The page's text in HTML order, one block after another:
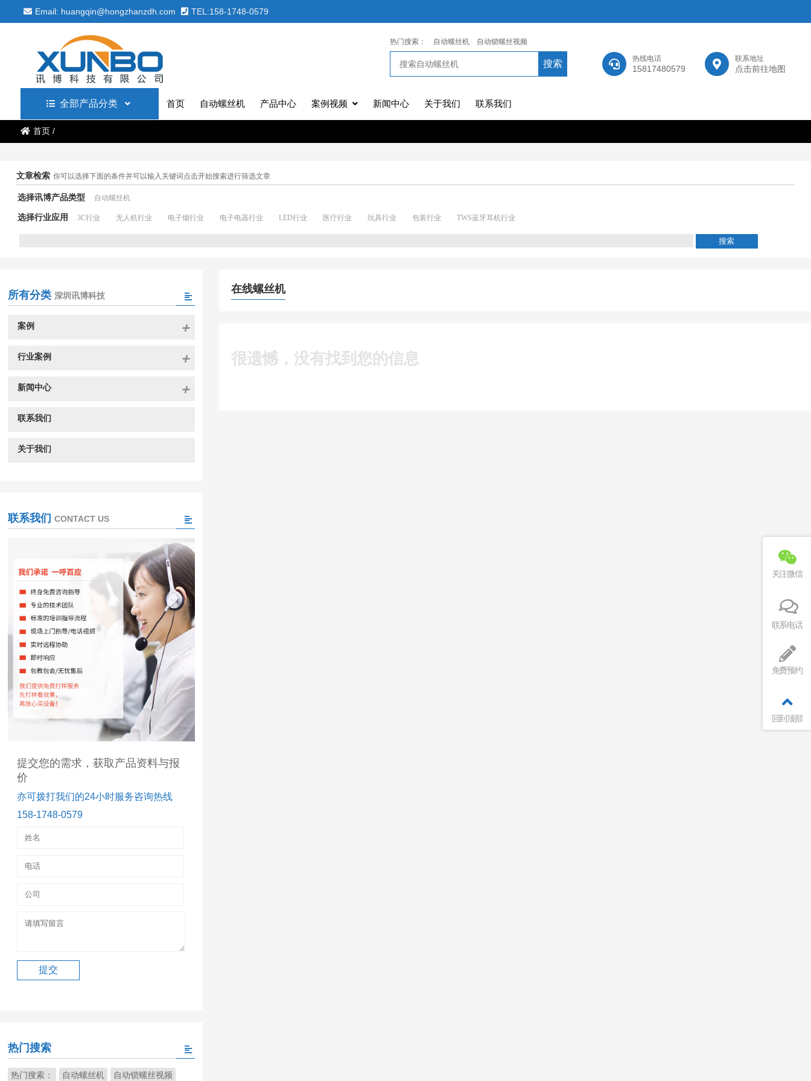
Email: huangqin@hongzhanzdh.com TEL:158-1748-0579
热线电话
15817480579
联系地址
点击前往地图
热门搜索： 自动螺丝机 自动锁螺丝视频
全部产品分类 首页 自动螺丝机 产品中心 案例视频 新闻中心 关于我们 联系我们
首页/
文章检索 你可以选择下面的条件并可以输入关键词点击开始搜索进行筛选文章
选择讯博产品类型 自动螺丝机
选择行业应用 3C行业 无人机行业 电子烟行业 电子电器行业 LED行业 医疗行业 玩具行业 包装行业 TWS蓝牙耳机行业
在线螺丝机
很遗憾，没有找到您的信息
所有分类 深圳讯博科技
案例
行业案例
新闻中心
联系我们
关于我们
联系我们 CONTACT US
提交您的需求，获取产品资料与报
价
亦可拨打我们的24小时服务咨询热线
158-1748-0579
热门搜索
热门搜索： 自动螺丝机 自动锁螺丝视频
关注微信
联系电话
免费预约
回到顶部